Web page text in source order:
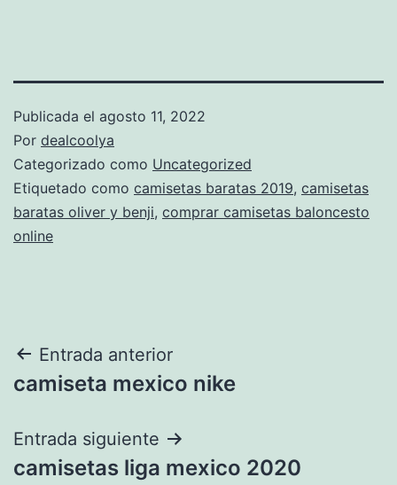
Publicada el agosto 11, 2022
Por dealcoolya
Categorizado como Uncategorized
Etiquetado como camisetas baratas 2019, camisetas
baratas oliver y benji, comprar camisetas baloncesto
online
Navegación
de
entradas
Entrada anterior
camiseta mexico nike
Entrada siguiente
camisetas liga mexico 2020